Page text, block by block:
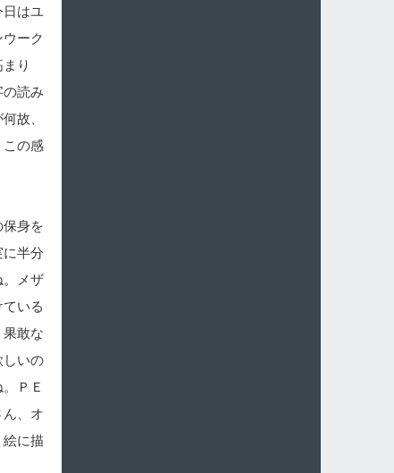
はユ
ーク
り
読み
故、
の感
身を
半分
。メザ
いる
敢な
しいの
ＰＥ
、オ
に描